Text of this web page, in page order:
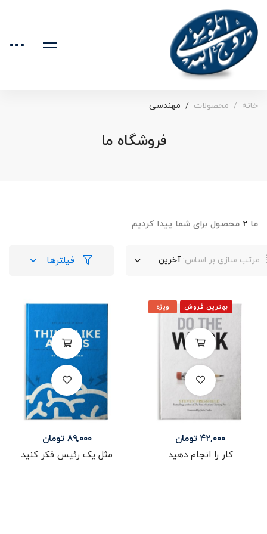
خانه محصولات مهندسی
فروشگاه ما
ما ۲ محصول برای شما پیدا کردیم
مرتب سازی بر اساس: آخرین فیلترها
بهترین فروش ویژه
۴۲,۰۰۰ تومان
کار را انجام دهید
۸۹,۰۰۰ تومان
مثل یک رئیس فکر کنید